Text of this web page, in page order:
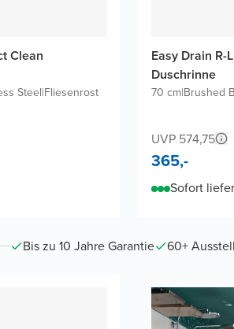
Clean
Steel|Fliesenrost
Easy Drain R-
Duschrinne
70 cm|Brushed
UVP 574,75
365,-
Sofort
Bis zu 10 Jahre Garantie 60+